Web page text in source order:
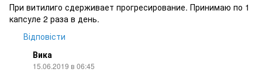
При витилиго сдерживает прогресирование. Принимаю по 1
капсуле 2 раза в день.
Відповісти
Вика
15.06.2019 в 06:45